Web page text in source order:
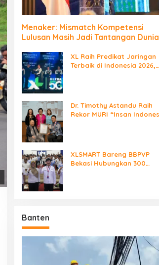
Menaker: Mismatch Kompetensi
Lulusan Masih Jadi Tantangan Dunia
XL Raih Predikat Jaringan
Terbaik di Indonesia 2026,
Dr. Timothy Astandu Raih
Rekor MURI “Insan Indonesia
XLSMART Bareng BBPVP
Bekasi Hubungkan 300
Banten